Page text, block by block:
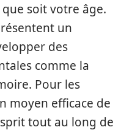
soit votre âge.
un
des
comme la
Pour les
moyen efficace de
tout au long de